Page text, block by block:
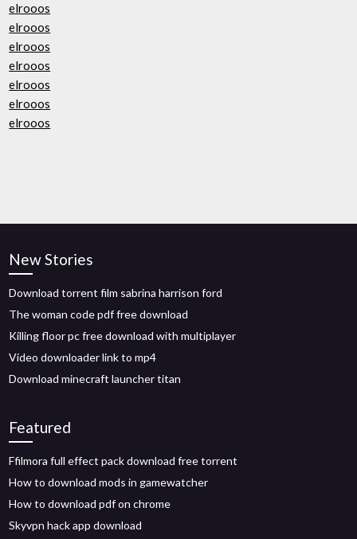
elrooos
elrooos
elrooos
elrooos
elrooos
elrooos
elrooos
New Stories
Download torrent film sabrina harrison ford
The woman code pdf free download
Killing floor pc free download with multiplayer
Video downloader link to mp4
Download minecraft launcher titan
Featured
Ffilmora full effect pack download free torrent
How to download mods in gamewatcher
How to download pdf on chrome
Skyvpn hack app download